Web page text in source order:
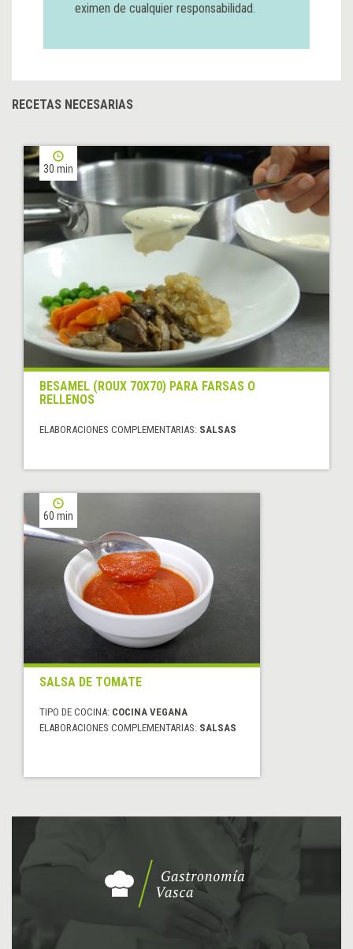
eximen de cualquier responsabilidad.
RECETAS NECESARIAS
30 min
BESAMEL (ROUX 70X70) PARA FARSAS O
RELLENOS
ELABORACIONES COMPLEMENTARIAS: SALSAS
60 min
SALSA DE TOMATE
TIPO DE COCINA: COCINA VEGANA
ELABORACIONES COMPLEMENTARIAS: SALSAS